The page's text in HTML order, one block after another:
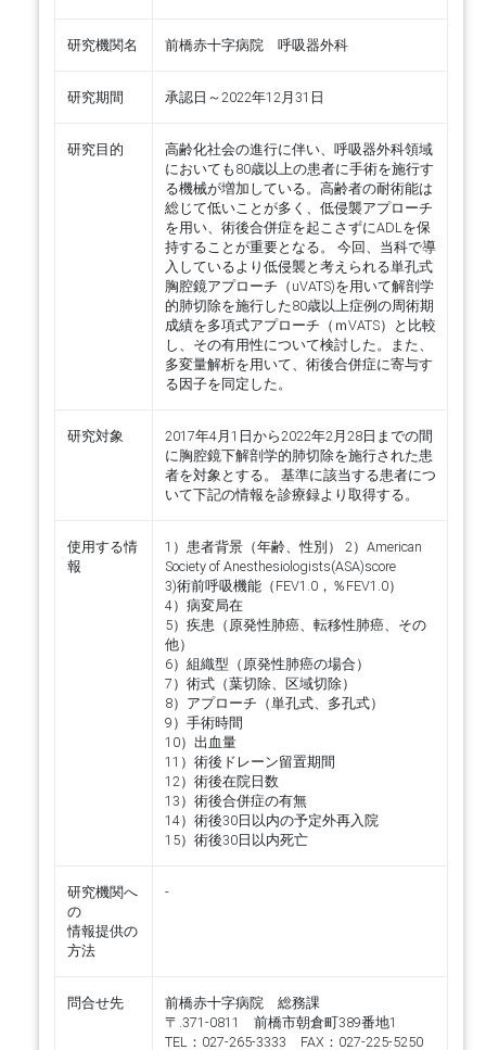
研究機関名 前橋赤十字病院 呼吸器外科
研究期間 承認日～2022年12月31日
研究目的
高齢化社会の進行に伴い、呼吸器外科領域
においても80歳以上の患者に手術を施行す
る機械が増加している。高齢者の耐術能は
総じて低いことが多く、低侵襲アプローチ
を用い、術後合併症を起こさずにADLを保
持することが重要となる。 今回、当科で導
入しているより低侵襲と考えられる単孔式
胸腔鏡アプローチ（uVATS)を用いて解剖学
的肺切除を施行した80歳以上症例の周術期
成績を多項式アプローチ（ｍVATS）と比較
し、その有用性について検討した。また、
多変量解析を用いて、術後合併症に寄与す
る因子を同定した。
研究対象
2017年4月1日から2022年2月28日までの間
に胸腔鏡下解剖学的肺切除を施行された患
者を対象とする。 基準に該当する患者につ
いて下記の情報を診療録より取得する。
使用する情
報
1）患者背景（年齢、性別） 2）American
Society of Anesthesiologists(ASA)score
3)術前呼吸機能（FEV1.0，％FEV1.0）
4）病変局在
5）疾患（原発性肺癌、転移性肺癌、その
他）
6）組織型（原発性肺癌の場合）
7）術式（葉切除、区域切除）
8）アプローチ（単孔式、多孔式）
9）手術時間
10）出血量
11）術後ドレーン留置期間
12）術後在院日数
13）術後合併症の有無
14）術後30日以内の予定外再入院
15）術後30日以内死亡
研究機関へ
の
情報提供の
方法
-
問合せ先
前橋赤十字病院 総務課
〒.371-0811 前橋市朝倉町389番地1
TEL：027-265-3333 FAX：027-225-5250